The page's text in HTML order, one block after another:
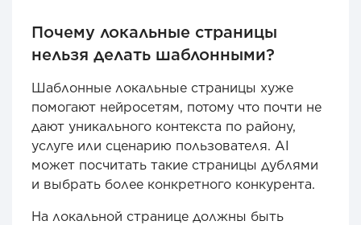
Почему локальные страницы
нельзя делать шаблонными?
Шаблонные локальные страницы хуже
помогают нейросетям, потому что почти не
дают уникального контекста по району,
услуге или сценарию пользователя. AI
может посчитать такие страницы дублями
и выбрать более конкретного конкурента.
На локальной странице должны быть